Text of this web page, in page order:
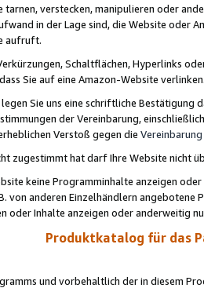
tarnen, verstecken, manipulieren oder
in der Lage sind, die Website oder
aufruft.
Schaltflächen, Hyperlinks
Sie auf eine Amazon-Website
Sie uns eine schriftliche
der Vereinbarung,
Verstoß gegen die Vereinbarung
zugestimmt hat darf Ihre Website nicht
keine Programminhalte anzeigen
von anderen Einzelhändlern
oder Inhalte anzeigen oder anderweitig
Produktkatalog für das
und vorbehaltlich der in diesem